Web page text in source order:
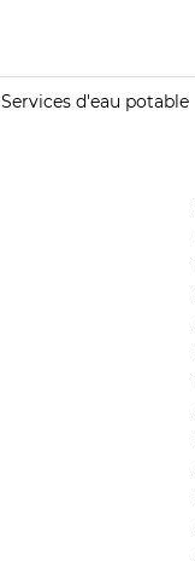
Services d'eau potable